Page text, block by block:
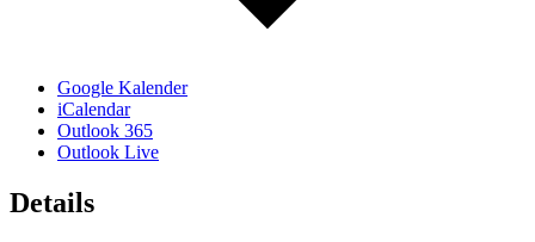
Google Kalender
iCalendar
Outlook 365
Outlook Live
Details